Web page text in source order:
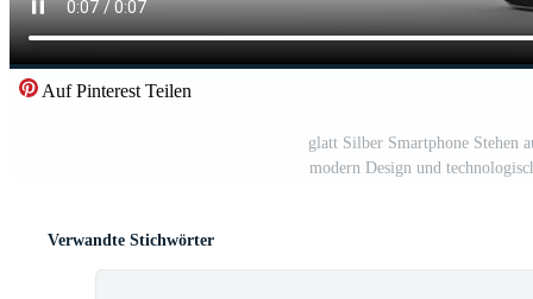
Auf Pinterest Teilen
glatt Silber Smartphone Stehen
modern Design und
Verwandte Stichwörter